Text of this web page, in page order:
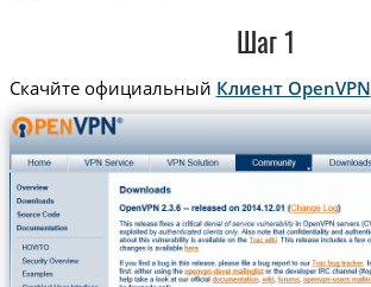
Шаг 1
Скачйте официальный Клиент OpenVPN